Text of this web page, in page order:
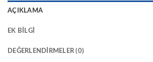
AÇIKLAMA
EK BILGI
DEĞERLENDIRMELER (0)